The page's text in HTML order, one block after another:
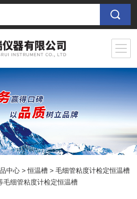
中心 >恒温槽 >毛细管粘度计检定恒温槽
毛细管粘度计检定恒温槽